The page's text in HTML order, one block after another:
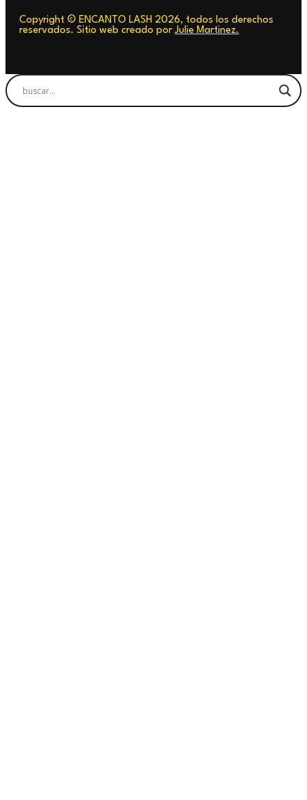
Copyright © ENCANTO LASH 2026, todos los derechos
reservados. Sitio web creado por Julie Martinez.